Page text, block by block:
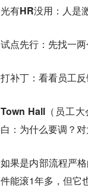
光有HR没用 ：人是
试点先行 ：先找一
打补丁 ：看看员工
Town Hall（员工大
白：为什么要调？
如果是内部流程严
件能滚1年多，但它